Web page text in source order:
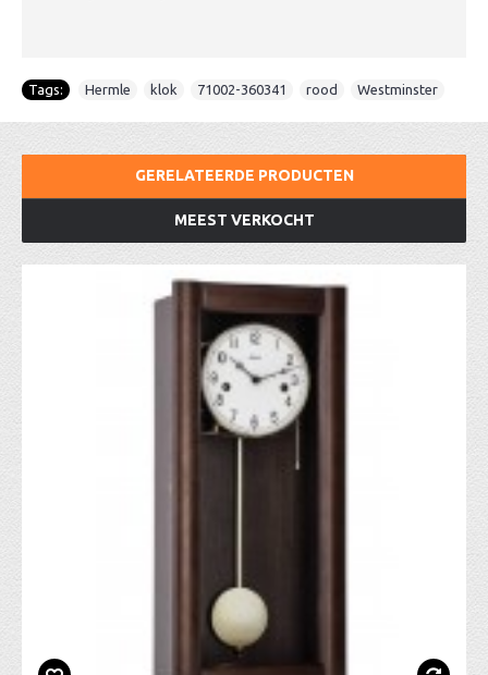
Tags: Hermle klok 71002-360341 rood Westminster
GERELATEERDE PRODUCTEN
MEEST VERKOCHT